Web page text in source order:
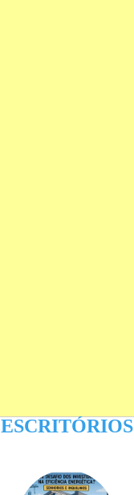
ESCRITÓRIOS